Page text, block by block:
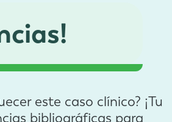
este caso clínico? ¡Tu
bibliográficas para